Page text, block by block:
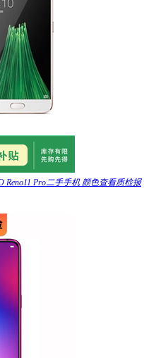
Reno11 Pro二手手机 颜色查看质检报